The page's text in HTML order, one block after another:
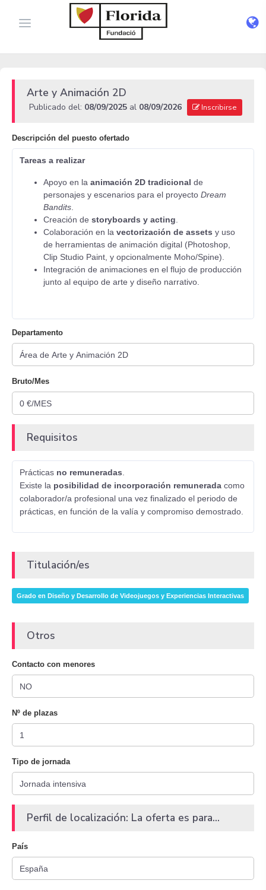
Arte y Animación 2D
Publicado del: 08/09/2025 al 08/09/2026 Inscribirse
Descripción del puesto ofertado
Tareas a realizar
Apoyo en la animación 2D tradicional de
personajes y escenarios para el proyecto Dream
Bandits
Creación de storyboards y acting
Colaboración en la vectorización de assets y uso
de herramientas de animación digital (Photoshop,
Clip Studio Paint, y opcionalmente Moho/Spine).
Integración de animaciones en el flujo de producción
junto al equipo de arte y diseño narrativo.
Departamento
Bruto/Mes
Requisitos
Prácticas no remuneradas
Existe la posibilidad de incorporación remunerada como
colaborador/a profesional una vez finalizado el periodo de
prácticas, en función de la valía y compromiso demostrado.
Titulación/es
Grado en Diseño y Desarrollo de Videojuegos y Experiencias Interactivas
Otros
Contacto con menores
Nº de plazas
Tipo de jornada
Perfil de localización: La oferta es para...
País